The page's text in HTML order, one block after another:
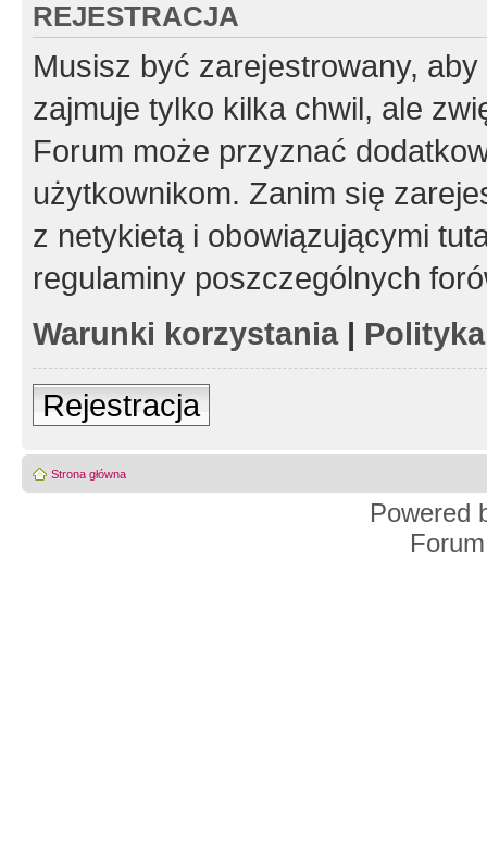
REJESTRACJA
Musisz być zarejestrowany,
zajmuje tylko kilka chwil, ale
Forum może przyznać
użytkownikom. Zanim się
z netykietą i obowiązującymi
regulaminy poszczególnych
Warunki korzystania|
Rejestracja
Strona główna
Powered